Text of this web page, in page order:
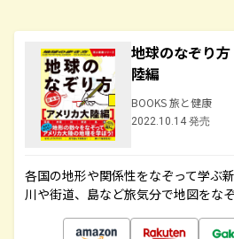
地球のなぞり
陸編
BOOKS 旅と健康
2022.10.14 発売
各国の地形や関係性をなぞって学ぶ
川や街道、島など旅気分で地図をな